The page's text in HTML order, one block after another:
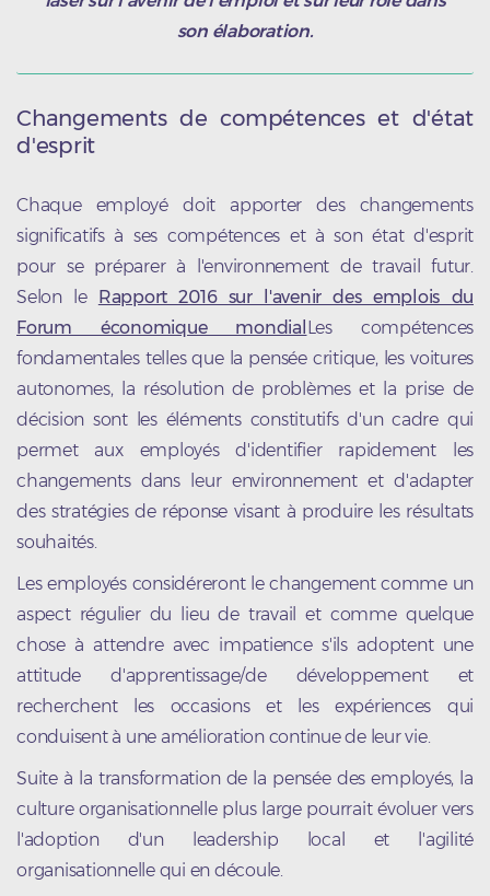
son élaboration.
Changements de compétences et d'état
d'esprit
Chaque employé doit apporter des changements
significatifs à ses compétences et à son état d'esprit
pour se préparer à l'environnement de travail futur.
Selon le
Rapport 2016 sur l'avenir des emplois du
Forum économique mondial Les compétences
fondamentales telles que la pensée critique, les voitures
autonomes, la résolution de problèmes et la prise de
décision sont les éléments constitutifs d'un cadre qui
permet aux employés d'identifier rapidement les
changements dans leur environnement et d'adapter
des stratégies de réponse visant à produire les résultats
souhaités.
Les employés considéreront le changement comme un
aspect régulier du lieu de travail et comme quelque
chose à attendre avec impatience s'ils adoptent une
attitude d'apprentissage/de développement et
recherchent les occasions et les expériences qui
conduisent à une amélioration continue de leur vie.
Suite à la transformation de la pensée des employés, la
culture organisationnelle plus large pourrait évoluer vers
l'adoption d'un leadership local et l'agilité
organisationnelle qui en découle.